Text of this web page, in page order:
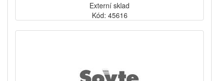
Externí sklad
Kód: 45616